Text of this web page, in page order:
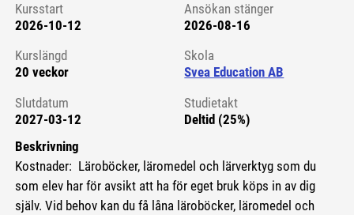
Kursstart 6168052
Kursstart
2026-10-12
Ansökan stänger
2026-08-16
Kurslängd
20 veckor
Skola
Svea Education AB
Slutdatum
2027-03-12
Studietakt
Deltid (25%)
Beskrivning
Kostnader: Läroböcker, läromedel och lärverktyg som du
som elev har för avsikt att ha för eget bruk köps in av dig
själv. Vid behov kan du få låna läroböcker, läromedel och